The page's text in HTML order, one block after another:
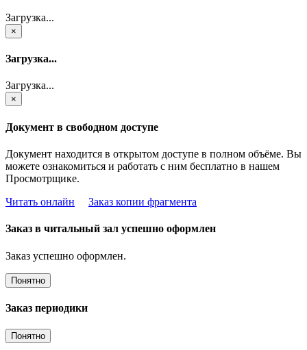
Загрузка...
×
Загрузка...
Загрузка...
×
Документ в свободном доступе
Документ находится в открытом доступе в полном объёме. Вы
можете ознакомиться и работать с ним бесплатно в нашем
Просмотрщике.
Читать онлайн
Заказ копии фрагмента
Заказ в читальный зал успешно оформлен
Заказ успешно оформлен.
Понятно
Заказ периодики
Понятно